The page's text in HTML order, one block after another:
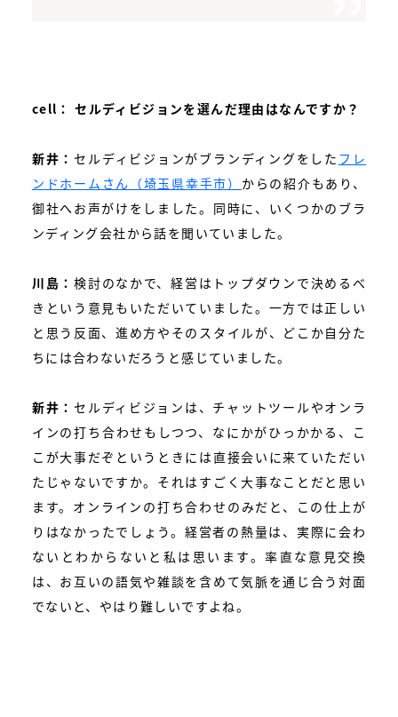
cell： セルディビジョンを選んだ理由はなんですか？
新井： セルディビジョンがブランディングをした フレ
ンドホームさん（埼玉県幸手市） からの紹介もあり、
御社へお声がけをしました。同時に、いくつかのブラ
ンディング会社から話を聞いていました。
川島：検討のなかで、経営はトップダウンで決めるべ
きという意見もいただいていました。一方では正しい
と思う反面、進め方やそのスタイルが、どこか自分た
ちには合わないだろうと感じていました。
新井： セルディビジョンは、チャットツールやオンラ
インの打ち合わせもしつつ、なにかがひっかかる、こ
こが大事だぞというときには直接会いに来ていただい
たじゃないですか。それはすごく大事なことだと思い
ます。オンラインの打ち合わせのみだと、この仕上が
りはなかったでしょう。経営者の熱量は、実際に会わ
ないとわからないと私は思います。率直な意見交換
は、お互いの語気や雑談を含めて気脈を通じ合う対面
でないと、やはり難しいですよね。